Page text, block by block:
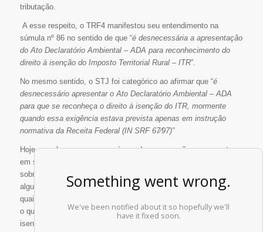
tributação.
A esse respeito, o TRF4 manifestou seu entendimento na
súmula nº 86 no sentido de que “é desnecessária a apresentação
do Ato Declaratório Ambiental – ADA para reconhecimento do
direito à isenção do Imposto Territorial Rural – ITR”.
No mesmo sentido, o STJ foi categórico ao afirmar que “é
desnecessário apresentar o Ato Declaratório Ambiental – ADA
para que se reconheça o direito à isenção do ITR, mormente
quando essa exigência estava prevista apenas em instrução
normativa da Receita Federal (IN SRF 67⁄97)”
Hoje, aqueles que possuem áreas de preservação permanente
em suas propriedades e objetivam excluir a incidência de ITR
sobre essas áreas, necessitam, para tanto, apenas apresentar
algum documento hábil, como por exemplo, um laudo técnico ou
quaisquer outras provas documentais idôneas para tal finalidade,
o que simplifica significativamente o “modus operadi” para se
isentar da incidência do ITR.